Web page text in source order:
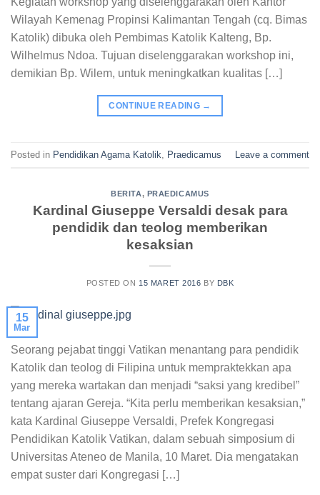
Wilayah Kemenag Propinsi Kalimantan Tengah (cq. Bimas
Katolik) dibuka oleh Pembimas Katolik Kalteng, Bp.
Wilhelmus Ndoa. Tujuan diselenggarakan workshop ini,
demikian Bp. Wilem, untuk meningkatkan kualitas […]
CONTINUE READING →
Posted in Pendidikan Agama Katolik Praedicamus Leave a comment
BERITA, PRAEDICAMUS
Kardinal Giuseppe Versaldi desak para
pendidik dan teolog memberikan
kesaksian
POSTED ON 15 MARET 2016 BY DBK
15
Mar
Seorang pejabat tinggi Vatikan menantang para pendidik
Katolik dan teolog di Filipina untuk mempraktekkan apa
yang mereka wartakan dan menjadi “saksi yang kredibel”
tentang ajaran Gereja. “Kita perlu memberikan kesaksian,”
kata Kardinal Giuseppe Versaldi, Prefek Kongregasi
Pendidikan Katolik Vatikan, dalam sebuah simposium di
Universitas Ateneo de Manila, 10 Maret. Dia mengatakan
empat suster dari Kongregasi […]